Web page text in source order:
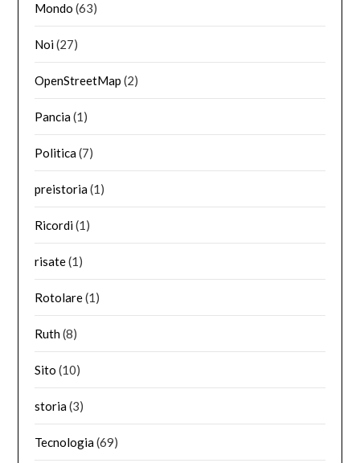
Mondo (63)
Noi(27)
OpenStreetMap (2)
Pancia(1)
Politica(7)
preistoria(1)
Ricordi(1)
risate(1)
Rotolare(1)
Ruth(8)
Sito (10)
storia(3)
Tecnologia(69)